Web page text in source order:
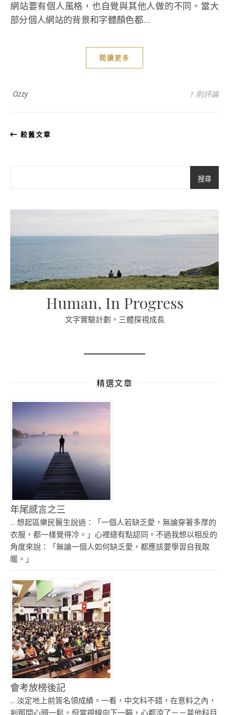
網站要有個人風格，也自覺與其他人做的不同。當大
部分個人網站的背景和字體顏色都...
閱讀更多
Ozzy 1 則評論
較舊文章
搜尋
Human, In Progress
文字實驗計劃，三體探視成長
精選文章
年尾感言之三
... 想起區樂民醫生說過：「一個人若缺乏愛，無論穿著多厚的
衣服，都一樣覺得冷。」心裡總有點認同。不過我想以相反的
角度來說：「無論一個人如何缺乏愛，都應該要學習自我取
暖。」
會考放榜後記
... 淡定地上前簽名領成績。一看，中文科不錯，在意料之內，
剎那間心頭一鬆。但當視線向下一瞄，心都涼了－－其他科目